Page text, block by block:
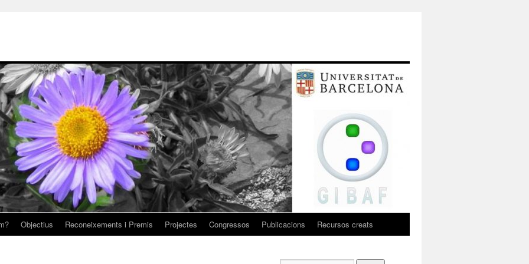
Objectius Reconeixements i Premis Projectes Congressos Publicacions Recursos creats